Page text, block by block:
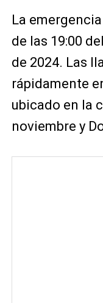
La
de las 19:00
de 2024. Las
rápidamente
ubicado en la
noviembre y